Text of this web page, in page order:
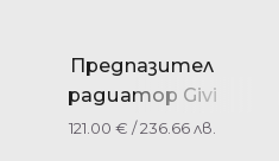
Предпазител
радиатор Givi
Radiator Guard PR1185
121.00 € / 236.66 лв.